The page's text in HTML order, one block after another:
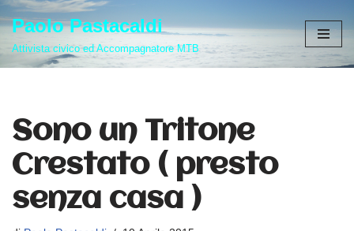
Vai
Paolo Pastacaldi
Attivista civico ed Accompagnatore MTB
Sono un Tritone
Crestato ( presto
senza casa )